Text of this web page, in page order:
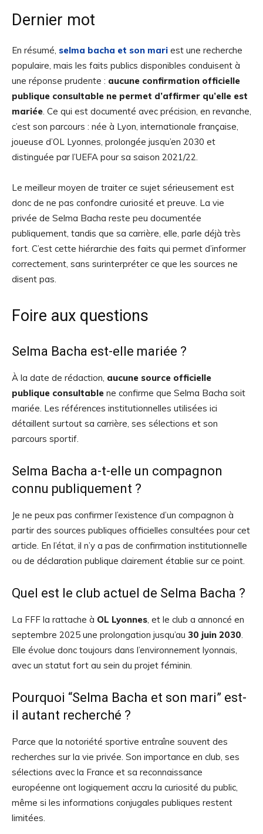
Dernier mot
En résumé, selma bacha et son mari est une recherche
populaire, mais les faits publics disponibles conduisent à
une réponse prudente : aucune confirmation officielle
publique consultable ne permet d’affirmer qu’elle est
mariée. Ce qui est documenté avec précision, en revanche,
c’est son parcours : née à Lyon, internationale française,
joueuse d’OL Lyonnes, prolongée jusqu’en 2030 et
distinguée par l’UEFA pour sa saison 2021/22.
Le meilleur moyen de traiter ce sujet sérieusement est
donc de ne pas confondre curiosité et preuve. La vie
privée de Selma Bacha reste peu documentée
publiquement, tandis que sa carrière, elle, parle déjà très
fort. C’est cette hiérarchie des faits qui permet d’informer
correctement, sans surinterpréter ce que les sources ne
disent pas.
Foire aux questions
Selma Bacha est-elle mariée ?
À la date de rédaction, aucune source officielle
publique consultable ne confirme que Selma Bacha soit
mariée. Les références institutionnelles utilisées ici
détaillent surtout sa carrière, ses sélections et son
parcours sportif.
Selma Bacha a-t-elle un compagnon
connu publiquement ?
Je ne peux pas confirmer l’existence d’un compagnon à
partir des sources publiques officielles consultées pour cet
article. En l’état, il n’y a pas de confirmation institutionnelle
ou de déclaration publique clairement établie sur ce point.
Quel est le club actuel de Selma Bacha ?
La FFF la rattache à OL Lyonnes, et le club a annoncé en
septembre 2025 une prolongation jusqu’au 30 juin 2030.
Elle évolue donc toujours dans l’environnement lyonnais,
avec un statut fort au sein du projet féminin.
Pourquoi “Selma Bacha et son mari” est-
il autant recherché ?
Parce que la notoriété sportive entraîne souvent des
recherches sur la vie privée. Son importance en club, ses
sélections avec la France et sa reconnaissance
européenne ont logiquement accru la curiosité du public,
même si les informations conjugales publiques restent
limitées.